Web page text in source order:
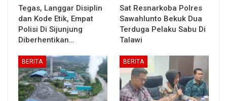
Tegas, Langgar Disiplin
dan Kode Etik, Empat
Polisi Di Sijunjung
Diberhentikan…
Sat Resnarkoba Polres
Sawahlunto Bekuk Dua
Terduga Pelaku Sabu Di
Talawi
BERITA BERITA